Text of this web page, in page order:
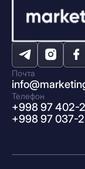
Почта
Телефон
+998 97 402-
+998 97 037-